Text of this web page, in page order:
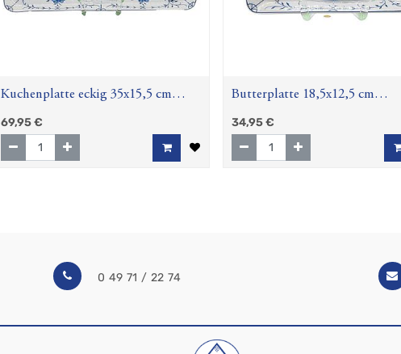
Kuchenplatte eckig 35x15,5 cm
Strohblume (Amina)
69,95€
Butterplatte 18,5x12,5 cm
Strohblume (Amina)
34,95€
0 49 71 / 22 74